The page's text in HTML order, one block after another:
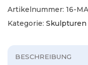
Artikelnummer: 16-
Kategorie: Skulpturen
BESCHREIBUNG